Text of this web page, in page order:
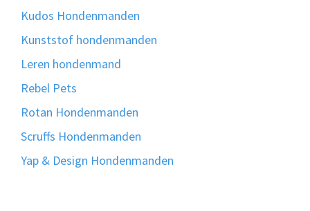
Kudos Hondenmanden
Kunststof hondenmanden
Leren hondenmand
Rebel Pets
Rotan Hondenmanden
Scruffs Hondenmanden
Yap & Design Hondenmanden